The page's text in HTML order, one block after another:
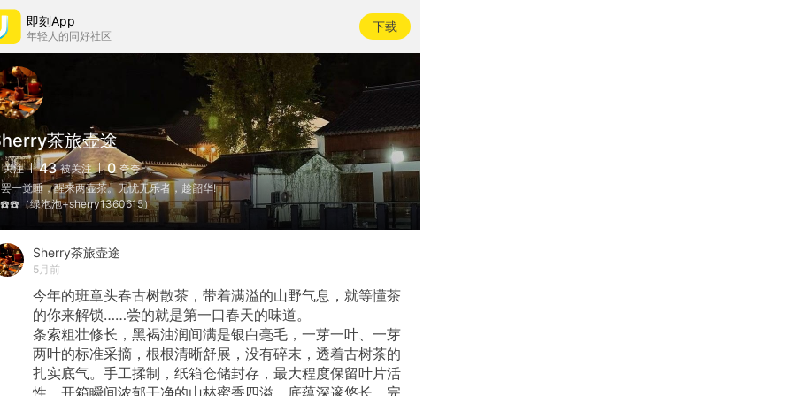
即刻App
年轻人的同好社区
下载
茶旅壶途
关注 43 被关注 0 夸夸
一觉睡，醒来两壶茶。无忧无乐者，趁韶华!
（绿泡泡+sherry1360615）
Sherry茶旅壶途
5月前
今年的班章头春古树散茶，带着满溢的山野气息，就等懂茶
的你来解锁……尝的就是第一口春天的味道。
条索粗壮修长，黑褐油润间满是银白毫毛，一芽一叶、一芽
两叶的标准采摘，根根清晰舒展，没有碎末，透着古树茶的
扎实底气。手工揉制，纸箱仓储封存，最大程度保留叶片活
性，开箱瞬间浓郁干净的山林蜜香四溢，底蕴深邃悠长，完